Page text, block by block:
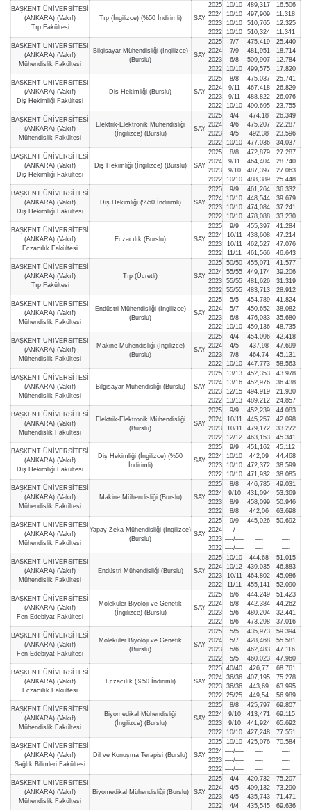
BAŞKENT ÜNİVERSİTESİ
(ANKARA) (Vakıf)
Tıp Fakültesi
Tıp (İngilizce) (%50 İndirimli) SAY
2025
2024
2023
2022
10/10
10/10
10/10
10/10
489,317
497,909
510,765
510,324
16.506
11.318
12.325
11.341
BAŞKENT ÜNİVERSİTESİ
(ANKARA) (Vakıf)
Mühendislik Fakültesi
Bilgisayar Mühendisliği (İngilizce)
(Burslu)
SAY
2025
2024
2023
2022
7/7
7/9
6/8
10/10
475,419
481,951
509,907
499,575
25.440
18.714
12.784
17.820
BAŞKENT ÜNİVERSİTESİ
(ANKARA) (Vakıf)
Diş Hekimliği Fakültesi
Diş Hekimliği (Burslu) SAY
2025
2024
2023
2022
8/8
9/11
9/11
10/10
475,037
467,418
488,822
490,695
25.741
26.829
26.076
23.755
BAŞKENT ÜNİVERSİTESİ
(ANKARA) (Vakıf)
Mühendislik Fakültesi
Elektrik-Elektronik Mühendisliği
(İngilizce) (Burslu)
SAY
2025
2024
2023
2022
4/4
4/6
4/5
10/10
474,18
475,207
492,38
477,036
26.349
22.287
23.596
34.037
BAŞKENT ÜNİVERSİTESİ
(ANKARA) (Vakıf)
Diş Hekimliği Fakültesi
Diş Hekimliği (İngilizce) (Burslu) SAY
2025
2024
2023
2022
8/8
9/11
9/10
10/10
472,879
464,404
487,397
488,389
27.287
28.740
27.063
25.448
BAŞKENT ÜNİVERSİTESİ
(ANKARA) (Vakıf)
Diş Hekimliği Fakültesi
Diş Hekimliği (%50 İndirimli) SAY
2025
2024
2023
2022
9/9
10/10
10/10
10/10
461,264
448,544
474,084
478,088
36.332
39.679
37.241
33.230
BAŞKENT ÜNİVERSİTESİ
(ANKARA) (Vakıf)
Eczacılık Fakültesi
Eczacılık (Burslu) SAY
2025
2024
2023
2022
9/9
10/11
10/11
11/11
455,397
438,608
462,527
461,566
41.284
47.214
47.076
46.643
BAŞKENT ÜNİVERSİTESİ
(ANKARA) (Vakıf)
Tıp Fakültesi
Tıp (Ücretli) SAY
2025
2024
2023
2022
50/50
55/55
55/55
55/55
455,071
449,174
481,626
483,713
41.577
39.206
31.319
28.912
BAŞKENT ÜNİVERSİTESİ
(ANKARA) (Vakıf)
Mühendislik Fakültesi
Endüstri Mühendisliği (İngilizce)
(Burslu)
SAY
2025
2024
2023
2022
5/5
5/7
6/8
10/10
454,789
450,652
476,083
459,136
41.824
38.082
35.680
48.735
BAŞKENT ÜNİVERSİTESİ
(ANKARA) (Vakıf)
Mühendislik Fakültesi
Makine Mühendisliği (İngilizce)
(Burslu)
SAY
2025
2024
2023
2022
4/4
4/5
7/8
10/10
454,096
437,98
464,74
447,773
42.418
47.699
45.131
58.563
BAŞKENT ÜNİVERSİTESİ
(ANKARA) (Vakıf)
Mühendislik Fakültesi
Bilgisayar Mühendisliği (Burslu) SAY
2025
2024
2023
2022
13/13
13/16
12/15
13/13
452,353
452,976
494,919
489,212
43.978
36.438
21.930
24.857
BAŞKENT ÜNİVERSİTESİ
(ANKARA) (Vakıf)
Mühendislik Fakültesi
Elektrik-Elektronik Mühendisliği
(Burslu)
SAY
2025
2024
2023
2022
9/9
10/11
10/11
12/12
452,239
445,257
479,172
463,153
44.083
42.098
33.272
45.341
BAŞKENT ÜNİVERSİTESİ
(ANKARA) (Vakıf)
Diş Hekimliği Fakültesi
Diş Hekimliği (İngilizce) (%50
İndirimli)
SAY
2025
2024
2023
2022
9/9
10/10
10/10
10/10
451,162
442,09
472,372
471,932
45.112
44.468
38.599
38.085
BAŞKENT ÜNİVERSİTESİ
(ANKARA) (Vakıf)
Mühendislik Fakültesi
Makine Mühendisliği (Burslu) SAY
2025
2024
2023
2022
8/8
9/10
8/9
8/8
446,785
431,094
458,099
442,06
49.031
53.369
50.946
63.698
BAŞKENT ÜNİVERSİTESİ
(ANKARA) (Vakıf)
Mühendislik Fakültesi
Yapay Zeka Mühendisliği (İngilizce)
(Burslu)
SAY
2025
2024
2023
2022
9/9
—-/—-
—-/—-
—-/—-
445,026
—-
—-
—-
50.692
—-
—-
—-
BAŞKENT ÜNİVERSİTESİ
(ANKARA) (Vakıf)
Mühendislik Fakültesi
Endüstri Mühendisliği (Burslu) SAY
2025
2024
2023
2022
10/10
10/12
10/11
11/11
444,68
439,035
464,802
455,141
51.015
46.883
45.086
52.090
BAŞKENT ÜNİVERSİTESİ
(ANKARA) (Vakıf)
Fen-Edebiyat Fakültesi
Moleküler Biyoloji ve Genetik
(İngilizce) (Burslu)
SAY
2025
2024
2023
2022
6/6
6/8
5/6
6/6
444,249
442,384
480,204
473,298
51.423
44.262
32.441
37.016
BAŞKENT ÜNİVERSİTESİ
(ANKARA) (Vakıf)
Fen-Edebiyat Fakültesi
Moleküler Biyoloji ve Genetik
(Burslu)
SAY
2025
2024
2023
2022
5/5
5/7
5/6
5/5
435,973
428,468
462,483
460,023
59.394
55.581
47.116
47.960
BAŞKENT ÜNİVERSİTESİ
(ANKARA) (Vakıf)
Eczacılık Fakültesi
Eczacılık (%50 İndirimli) SAY
2025
2024
2023
2022
40/40
36/36
36/36
25/25
426,77
407,195
443,69
449,54
68.761
75.278
63.995
56.989
BAŞKENT ÜNİVERSİTESİ
(ANKARA) (Vakıf)
Mühendislik Fakültesi
Biyomedikal Mühendisliği
(İngilizce) (Burslu)
SAY
2025
2024
2023
2022
8/8
9/10
9/10
10/10
425,797
413,471
441,924
427,248
69.807
69.115
65.692
77.551
BAŞKENT ÜNİVERSİTESİ
(ANKARA) (Vakıf)
Sağlık Bilimleri Fakültesi
Dil ve Konuşma Terapisi (Burslu) SAY
2025
2024
2023
2022
10/10
—-/—-
—-/—-
—-/—-
425,076
—-
—-
—-
70.584
—-
—-
—-
BAŞKENT ÜNİVERSİTESİ
(ANKARA) (Vakıf)
Mühendislik Fakültesi
Biyomedikal Mühendisliği (Burslu) SAY
2025
2024
2023
2022
4/4
4/5
4/5
4/4
420,732
409,132
435,743
435,545
75.207
73.290
71.471
69.636